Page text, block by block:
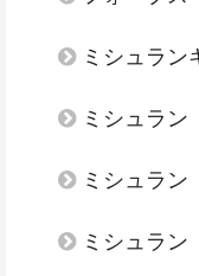
ミシュラン
ミシュラン
ミシュラン
ミシュラン